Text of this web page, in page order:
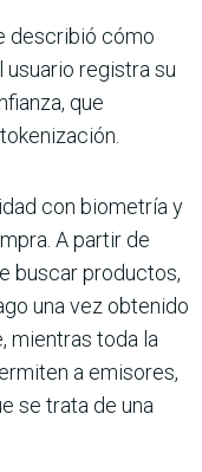
describió cómo
registra su
que
con biometría y
A partir de
buscar productos,
una vez obtenido
mientras toda la
a emisores,
se trata de una